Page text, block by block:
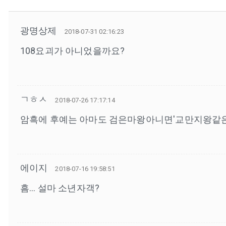
광명상제 2018-07-31 02:16:23
108요괴가 아니었을까요?
ㄱㅎㅅ 2018-07-26 17:17:14
암흑에 후예는 아마도 검은마왕아니면'교만지왕같
에이지 2018-07-16 19:58:51
흠... 설마 소년자객?